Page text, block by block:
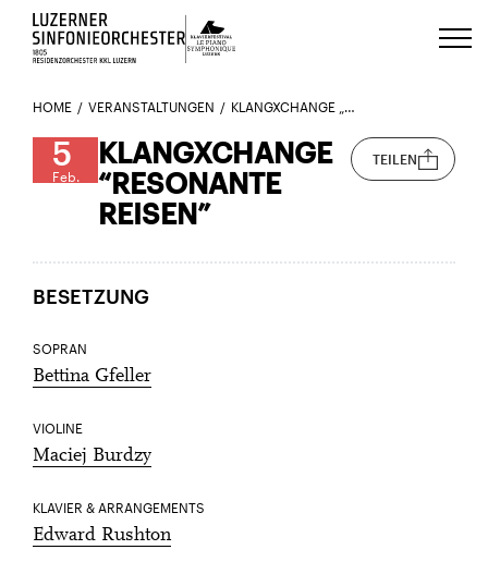
Luzerns Klavierfestival «Le Piano
HOME VERANSTALTUNGEN KLANGXCHANGE „RESONANTE REISEN“
5
Feb.
KLANGXCHANGE
“RESONANTE
REISEN”
TEILEN
BESETZUNG
SOPRAN
Bettina Gfeller
VIOLINE
Maciej Burdzy
KLAVIER & ARRANGEMENTS
Edward Rushton